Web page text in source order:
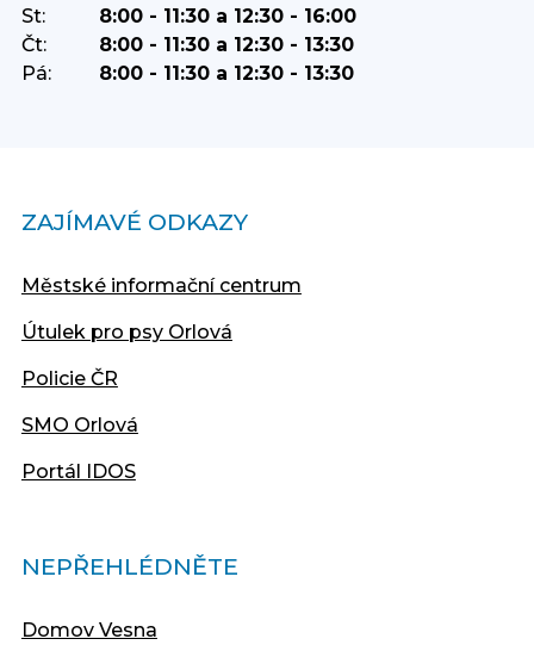
St:
8:00 - 11:30 a 12:30 - 16:00
Čt:
8:00 - 11:30 a 12:30 - 13:30
Pá:
8:00 - 11:30 a 12:30 - 13:30
ZAJÍMAVÉ ODKAZY
Městské informační centrum
Útulek pro psy Orlová
Policie ČR
SMO Orlová
Portál IDOS
NEPŘEHLÉDNĚTE
Domov Vesna